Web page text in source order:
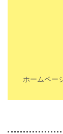
ホームペー